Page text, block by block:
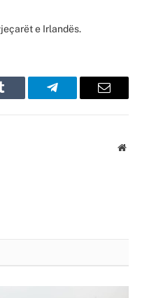
e Irlandës.
Tumblr Telegram Email
Website